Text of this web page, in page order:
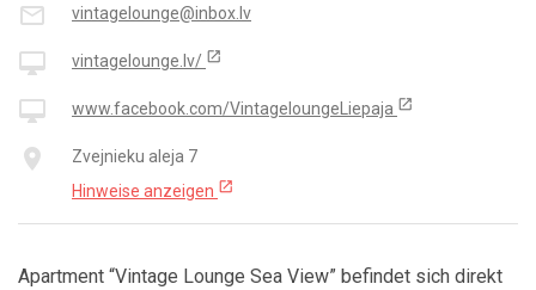
mail_outline vintagelounge@inbox.lv
desktop_mac vintagelounge.lv/ open_in_new
desktop_mac www.facebook.com/VintageloungeLiepaja open_in_new
place
Zvejnieku aleja 7
Hinweise anzeigen open_in_new
Apartment “Vintage Lounge Sea View” befindet sich direkt